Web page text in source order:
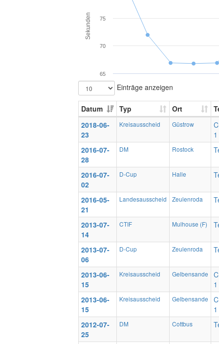
Sekunden
65
70
75
Einträge anzeigen
Datum Typ Ort
2018-06-
23
Kreisausscheid Güstrow
1
2016-07-
28
DM Rostock
2016-07-
02
D-Cup Halle
2016-05-
21
Landesausscheid Zeulenroda
2013-07-
14
CTIF Mulhouse (F)
2013-07-
06
D-Cup Zeulenroda
2013-06-
15
Kreisausscheid Gelbensande
1
2013-06-
15
Kreisausscheid Gelbensande
1
2012-07-
25
DM Cottbus